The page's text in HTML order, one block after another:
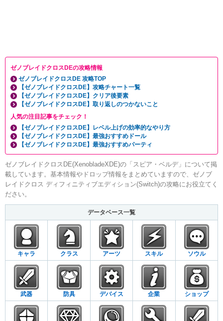
ゼノブレイドクロスDEの攻略情報
ゼノブレイドクロスDE 攻略TOP
【ゼノブレイドクロスDE】攻略チャート一覧
【ゼノブレイドクロスDE】クリア後要素
【ゼノブレイドクロスDE】取り返しのつかないこと
人気の注目記事をチェック！
【ゼノブレイドクロスDE】レベル上げの効率的なやり方
【ゼノブレイドクロスDE】最強おすすめドール
【ゼノブレイドクロスDE】最強おすすめパーティ
ゼノブレイドクロスDE(XenobladeXDE)の「スピア・ベルデ」について掲
載しています。基本情報やドロップ情報をまとめていますので、ゼノブ
レイドクロス ディフィニティブエディション(Switch)の攻略にお役立てく
ださい。
データベース一覧
キャラ クラス アーツ スキル ソウル
武器 防具 デバイス 企業 ショップ